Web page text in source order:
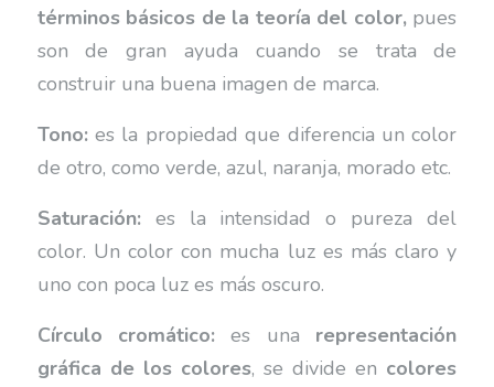
términos básicos de la teoría del color,pues
son de gran ayuda cuando se trata de
construir una buena imagen de marca.
Tono:es la propiedad que diferencia un color
de otro, como verde, azul, naranja, morado etc.
Saturación:es la intensidad o pureza del
color. Un color con mucha luz es más claro y
uno con poca luz es más oscuro.
Círculo cromático: es una representación
gráfica de los colores, se divide en colores